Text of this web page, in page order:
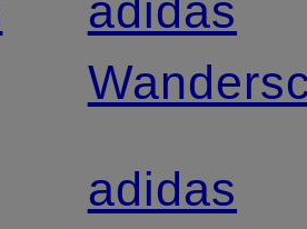
adidas
adidas